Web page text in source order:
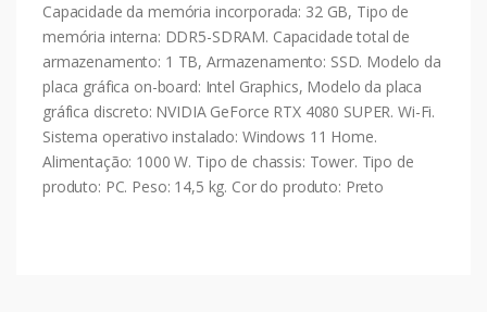
Capacidade da memória incorporada: 32 GB, Tipo de
memória interna: DDR5-SDRAM. Capacidade total de
armazenamento: 1 TB, Armazenamento: SSD. Modelo da
placa gráfica on-board: Intel Graphics, Modelo da placa
gráfica discreto: NVIDIA GeForce RTX 4080 SUPER. Wi-Fi.
Sistema operativo instalado: Windows 11 Home.
Alimentação: 1000 W. Tipo de chassis: Tower. Tipo de
produto: PC. Peso: 14,5 kg. Cor do produto: Preto